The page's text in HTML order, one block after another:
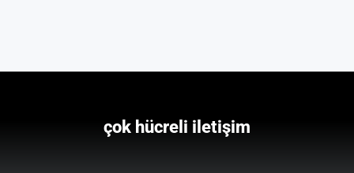
çok hücreli iletişim